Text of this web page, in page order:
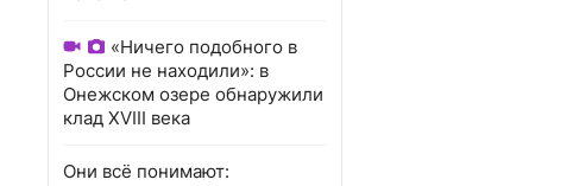
«Ничего подобного в
России не находили»: в
Онежском озере обнаружили
клад XVIII века
Они всё понимают: